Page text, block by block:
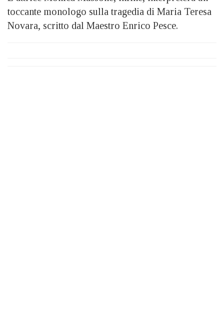
toccante monologo sulla tragedia di Maria Teresa
Novara, scritto dal Maestro Enrico Pesce.